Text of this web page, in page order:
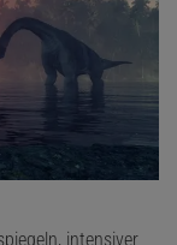
intensiver